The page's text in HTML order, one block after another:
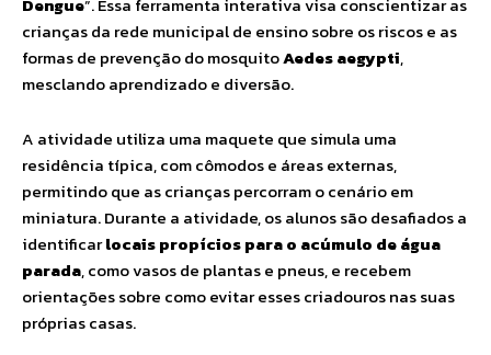
crianças da rede municipal de ensino sobre os riscos e as
formas de prevenção do mosquitoAedes aegypti,
mesclando aprendizado e diversão.
A atividade utiliza uma maquete que simula uma
residência típica, com cômodos e áreas externas,
permitindo que as crianças percorram o cenário em
miniatura. Durante a atividade, os alunos são desafiados a
identificarlocais propícios para o acúmulo de água
parada, como vasos de plantas e pneus, e recebem
orientações sobre como evitar esses criadouros nas suas
próprias casas.